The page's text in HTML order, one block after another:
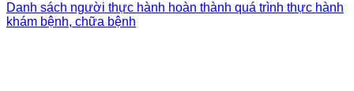
Danh sách người thực hành hoàn thành quá trình thực hành
khám bệnh, chữa bệnh